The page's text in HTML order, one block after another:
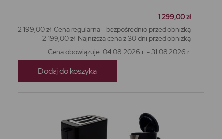
1 299,00 zł
2 199,00 zł Cena regularna - bezpośrednio przed obniżką
2 199,00 zł Najniższa cena z 30 dni przed obniżką
Cena obowiązuje: 04.08.2026 r. - 31.08.2026 r.
Dodaj do koszyka